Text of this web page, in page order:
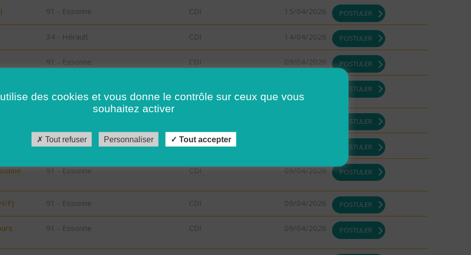
91 - Essonne CDI 15/04/2026 POSTULER
34 - Hérault CDI 14/04/2026 POSTULER
91 - Essonne CDI 09/04/2026 POSTULER
POSTULER
F) POSTULER
91 - Essonne CDI POSTULER
91 - Essonne CDI 09/04/2026 POSTULER
F) 91 - Essonne CDI 09/04/2026 POSTULER
91 - Essonne CDI 09/04/2026 POSTULER
des cookies et vous donne le contrôle sur ceux que vous
souhaitez activer
Tout refuser Personnaliser Tout accepter